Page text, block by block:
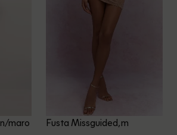
maro Fusta Missguided, m